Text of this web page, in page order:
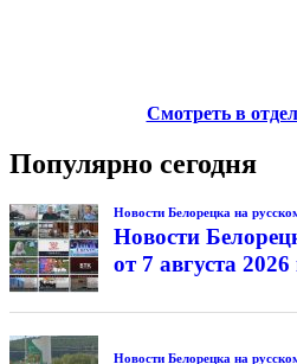
Смотреть в
Популярно сегодня
Новости Белорецка на
Новости
от 7 августа
Новости Белорецка на